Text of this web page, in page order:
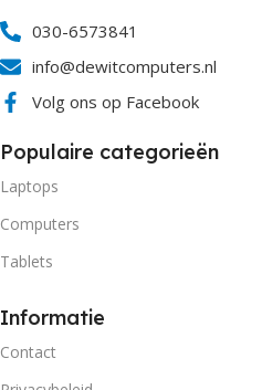
030-6573841
info@dewitcomputers.nl
Volg ons op Facebook
Populaire categorieën
Laptops
Computers
Tablets
Informatie
Contact